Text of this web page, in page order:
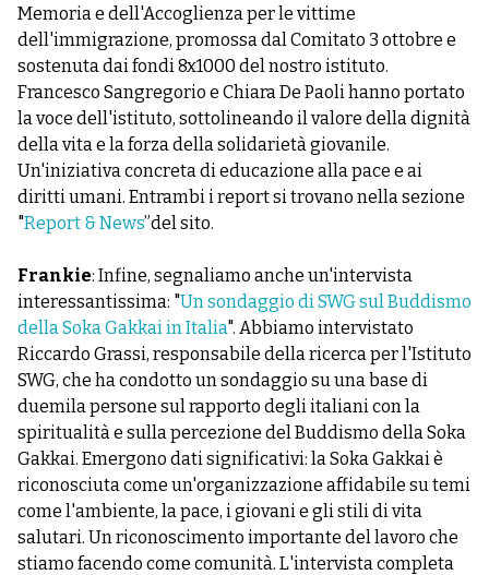
Memoria e dell'Accoglienza per le vittime
dell'immigrazione, promossa dal Comitato 3 ottobre e
sostenuta dai fondi 8x1000 del nostro istituto.
Francesco Sangregorio e Chiara De Paoli hanno portato
la voce dell'istituto, sottolineando il valore della dignità
della vita e la forza della solidarietà giovanile.
Un'iniziativa concreta di educazione alla pace e ai
diritti umani. Entrambi i report si trovano nella sezione
"Report & News”del sito.
Frankie: Infine, segnaliamo anche un'intervista
interessantissima: "Un sondaggio di SWG sul Buddismo
della Soka Gakkai in Italia". Abbiamo intervistato
Riccardo Grassi, responsabile della ricerca per l'Istituto
SWG, che ha condotto un sondaggio su una base di
duemila persone sul rapporto degli italiani con la
spiritualità e sulla percezione del Buddismo della Soka
Gakkai. Emergono dati significativi: la Soka Gakkai è
riconosciuta come un'organizzazione affidabile su temi
come l'ambiente, la pace, i giovani e gli stili di vita
salutari. Un riconoscimento importante del lavoro che
stiamo facendo come comunità. L'intervista completa